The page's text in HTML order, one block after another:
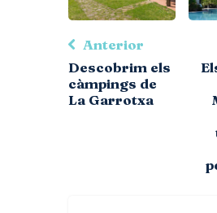
Anterior
Descobrim els
càmpings de
La Garrotxa